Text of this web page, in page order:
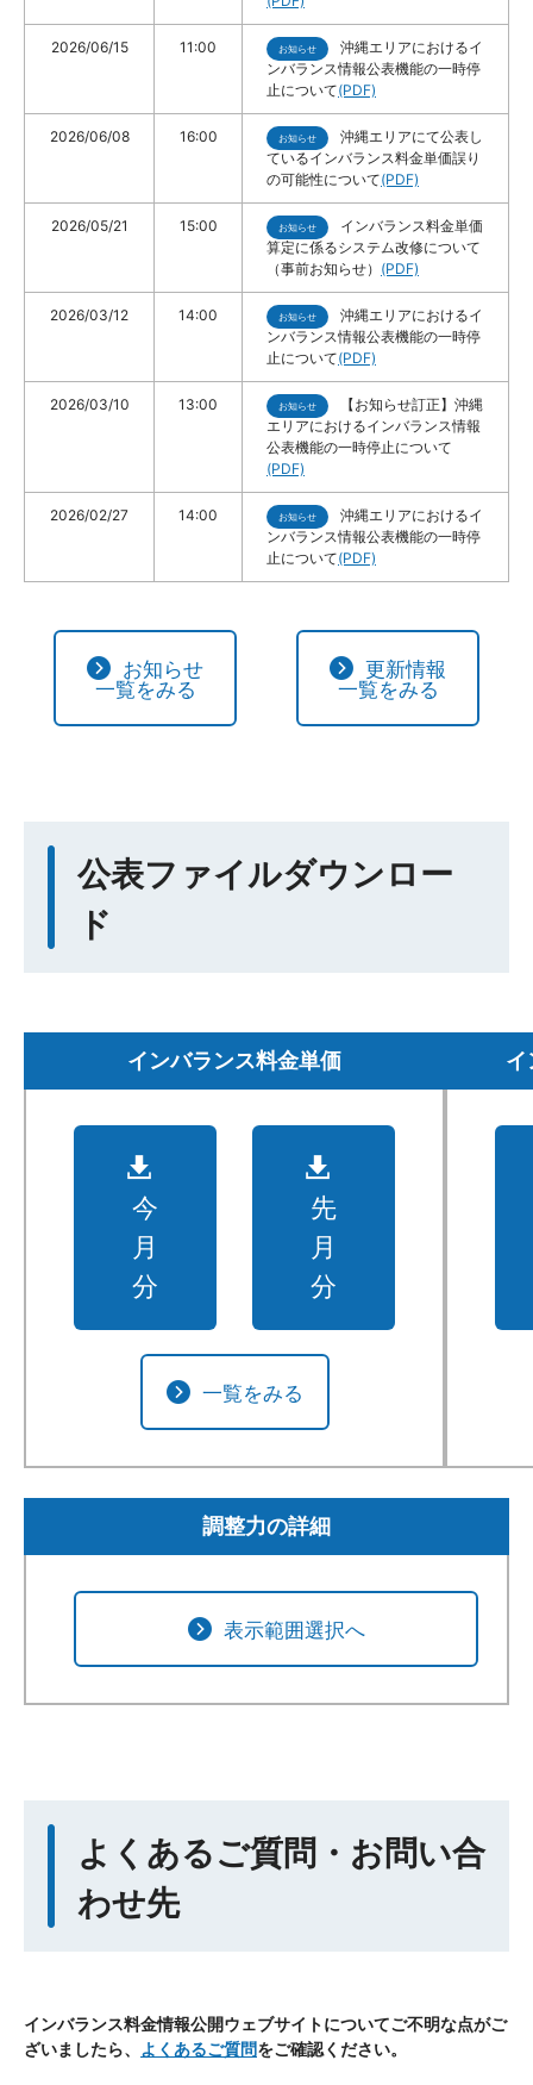
2026/06/15 11:00 お知らせ
沖縄エリアにおけるイ
ンバランス情報公表機能の一時停
止について(PDF)
2026/06/08 16:00 お知らせ
沖縄エリアにて公表し
ているインバランス料金単価誤り
の可能性について(PDF)
2026/05/21 15:00 お知らせ
インバランス料金単価
算定に係るシステム改修について
（事前お知らせ） (PDF)
2026/03/12 14:00 お知らせ
沖縄エリアにおけるイ
ンバランス情報公表機能の一時停
止について(PDF)
2026/03/10 13:00 お知らせ
【お知らせ訂正】沖縄
エリアにおけるインバランス情報
公表機能の一時停止について
(PDF)
2026/02/27 14:00 お知らせ
沖縄エリアにおけるイ
ンバランス情報公表機能の一時停
止について(PDF)
お知らせ
一覧をみる
更新情報
一覧をみる
公表ファイルダウンロー
ド
インバランス料金単価
今
月
分
先
月
分
一覧をみる
イ
調整力の詳細
表示範囲選択へ
よくあるご質問・お問い合
わせ先
インバランス料金情報公開ウェブサイトについてご不明な点がご
ざいましたら、
よくあるご質問をご確認ください。